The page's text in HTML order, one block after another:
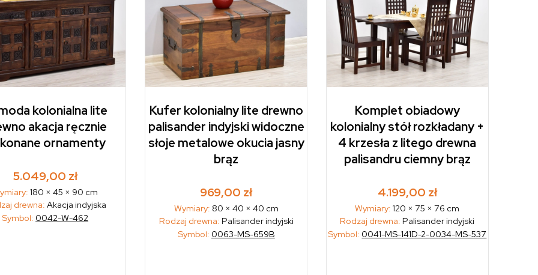
kolonialna lite
akacja ręcznie
ornamenty
5.049,00 zł
180 × 45 × 90 cm
drewna: Akacja indyjska
Symbol: 0042-W-462
Kufer kolonialny lite drewno
palisander indyjski widoczne
słoje metalowe okucia jasny
brąz
969,00 zł
Wymiary: 80 × 40 × 40 cm
Rodzaj drewna: Palisander indyjski
Symbol: 0063-MS-659B
Komplet obiadowy
kolonialny stół rozkładany +
4 krzesła z litego drewna
palisandru ciemny brąz
4.199,00 zł
Wymiary:120 × 75 × 76 cm
Rodzaj drewna: Palisander indyjski
Symbol: 0041-MS-141D-2-0034-MS-537